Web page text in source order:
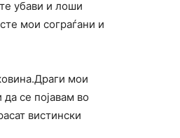
убави и лоши
мои сограѓани и
мои
се појавам во
вистински